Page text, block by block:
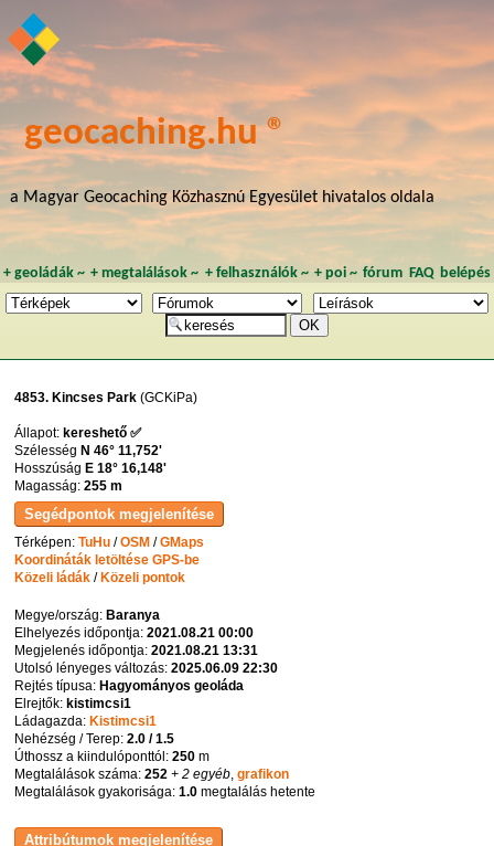
geocaching.hu ®
a Magyar Geocaching Közhasznú Egyesület hivatalos oldala
+ geoládák~ +megtalálások ~ + felhasználók~ + poi~ fórum FAQ belépés
4853. Kincses Park (GCKiPa)
Állapot:kereshető ✅
SzélességN 46° 11,752'
HosszúságE 18° 16,148'
Magasság:255 m
Térképen:TuHu /OSM /GMaps
Koordináták letöltése GPS-be
Közeli ládák / Közeli pontok
Megye/ország: Baranya
Elhelyezés időpontja:2021.08.21 00:00
Megjelenés időpontja:2021.08.21 13:31
Utolsó lényeges változás:2025.06.09 22:30
Rejtés típusa: Hagyományos geoláda
Elrejtők: kistimcsi1
Ládagazda: Kistimcsi1
Nehézség / Terep:2.0 / 1.5
Úthossz a kiindulóponttól:250 m
Megtalálások száma:252 + 2 egyéb,grafikon
Megtalálások gyakorisága:1.0 megtalálás hetente